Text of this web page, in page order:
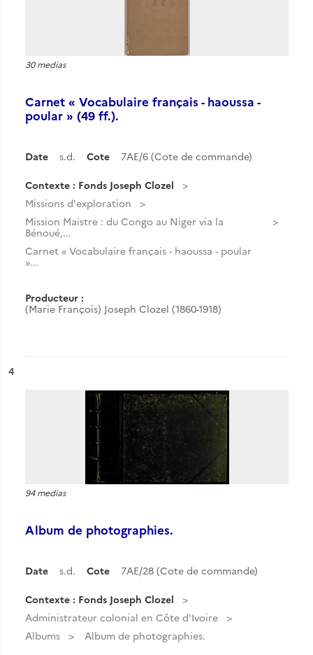
30 medias
Carnet « Vocabulaire français - haoussa -
poular » (49 ff.).
Date s.d. Cote 7AE/6 (Cote de commande)
Contexte : Fonds Joseph Clozel
Missions d'exploration
Mission Maistre : du Congo au Niger via la
Bénoué,...
Carnet « Vocabulaire français - haoussa - poular
»...
Producteur :
(Marie François) Joseph Clozel (1860-1918)
n°
4
94 medias
Album de photographies.
Date s.d. Cote 7AE/28 (Cote de commande)
Contexte : Fonds Joseph Clozel
Administrateur colonial en Côte d'Ivoire
Albums
Album de photographies.